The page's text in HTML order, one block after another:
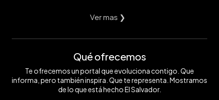
Ver mas ❯
Qué ofrecemos
Te ofrecemos un portal que evoluciona contigo. Que
informa, pero también inspira. Que te representa. Mostramos
de lo que está hecho El Salvador.